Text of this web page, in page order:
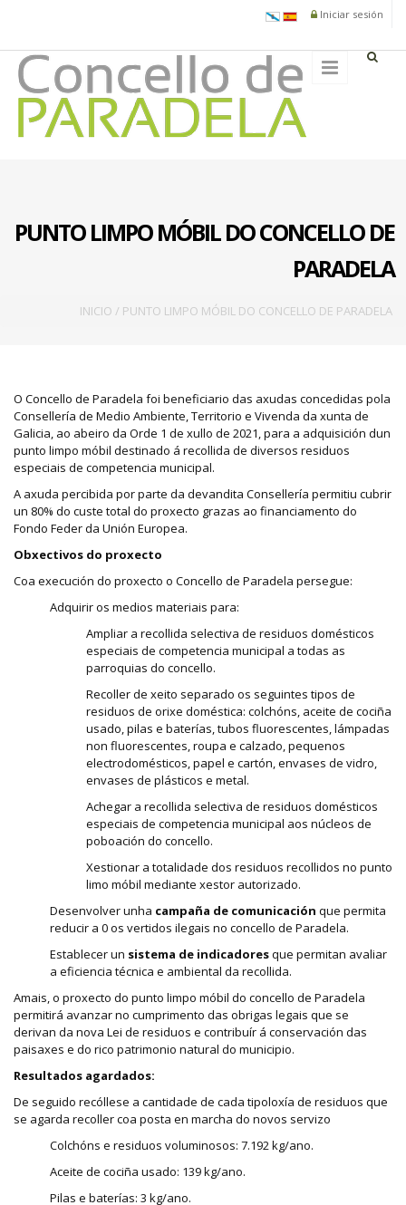
Iniciar sesión
PUNTO LIMPO MÓBIL DO CONCELLO DE
PARADELA
Vostede está aquí
INICIO / PUNTO LIMPO MÓBIL DO CONCELLO DE PARADELA
O Concello de Paradela foi beneficiario das axudas concedidas pola
Consellería de Medio Ambiente, Territorio e Vivenda da xunta de
Galicia, ao abeiro da Orde 1 de xullo de 2021, para a adquisición dun
punto limpo móbil destinado á recollida de diversos residuos
especiais de competencia municipal.
A axuda percibida por parte da devandita Consellería permitiu cubrir
un 80% do custe total do proxecto grazas ao financiamento do
Fondo Feder da Unión Europea.
Obxectivos do proxecto
Coa execución do proxecto o Concello de Paradela persegue:
Adquirir os medios materiais para:
Ampliar a recollida selectiva de residuos domésticos
especiais de competencia municipal a todas as
parroquias do concello.
Recoller de xeito separado os seguintes tipos de
residuos de orixe doméstica: colchóns, aceite de cociña
usado, pilas e baterías, tubos fluorescentes, lámpadas
non fluorescentes, roupa e calzado, pequenos
electrodomésticos, papel e cartón, envases de vidro,
envases de plásticos e metal.
Achegar a recollida selectiva de residuos domésticos
especiais de competencia municipal aos núcleos de
poboación do concello.
Xestionar a totalidade dos residuos recollidos no punto
limo móbil mediante xestor autorizado.
Desenvolver unha campaña de comunicación que permita
reducir a 0 os vertidos ilegais no concello de Paradela.
Establecer un sistema de indicadoresque permitan avaliar
a eficiencia técnica e ambiental da recollida.
Amais, o proxecto do punto limpo móbil do concello de Paradela
permitirá avanzar no cumprimento das obrigas legais que se
derivan da nova Lei de residuos e contribuír á conservación das
paisaxes e do rico patrimonio natural do municipio.
Resultados agardados:
De seguido recóllese a cantidade de cada tipoloxía de residuos que
se agarda recoller coa posta en marcha do novos servizo
Colchóns e residuos voluminosos: 7.192 kg/ano.
Aceite de cociña usado: 139 kg/ano.
Pilas e baterías: 3 kg/ano.